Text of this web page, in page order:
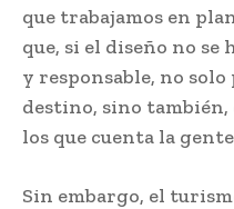
que trabajamos en
que, si el diseño no se
y responsable, no
destino, sino
los que cuenta la
Sin embargo, el